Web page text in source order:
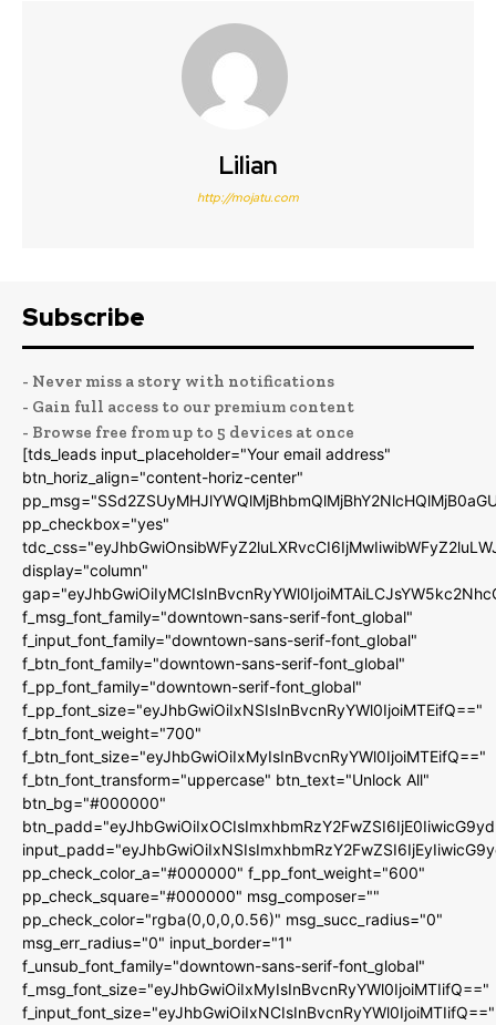
Lilian
http://mojatu.com
Subscribe
- Never miss a story with notifications
- Gain full access to our premium content
- Browse free from up to 5 devices at once
[tds_leads input_placeholder="Your email address"
btn_horiz_align="content-horiz-center"
pp_checkbox="yes"
display="column"
f_msg_font_family="downtown-sans-serif-font_global"
f_input_font_family="downtown-sans-serif-font_global"
f_btn_font_family="downtown-sans-serif-font_global"
f_pp_font_family="downtown-serif-font_global"
f_pp_font_size="eyJhbGwiOiIxNSIsInBvcnRyYWl0IjoiMTEifQ=="
f_btn_font_weight="700"
f_btn_font_size="eyJhbGwiOiIxMyIsInBvcnRyYWl0IjoiMTEifQ=="
f_btn_font_transform="uppercase" btn_text="Unlock All"
btn_bg="#000000"
pp_check_color_a="#000000" f_pp_font_weight="600"
pp_check_square="#000000" msg_composer=""
pp_check_color="rgba(0,0,0,0.56)" msg_succ_radius="0"
msg_err_radius="0" input_border="1"
f_unsub_font_family="downtown-sans-serif-font_global"
f_msg_font_size="eyJhbGwiOiIxMyIsInBvcnRyYWl0IjoiMTIifQ=="
f_input_font_size="eyJhbGwiOiIxNCIsInBvcnRyYWl0IjoiMTIifQ=="